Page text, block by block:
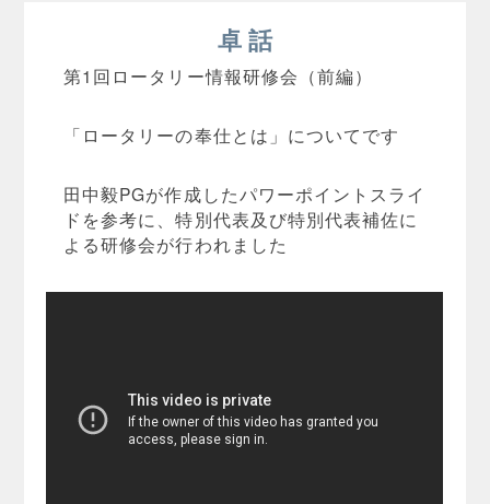
卓 話
第1回ロータリー情報研修会（前編）
「ロータリーの奉仕とは」についてです
田中毅PGが作成したパワーポイントスライ
ドを参考に、特別代表及び特別代表補佐に
よる研修会が行われました